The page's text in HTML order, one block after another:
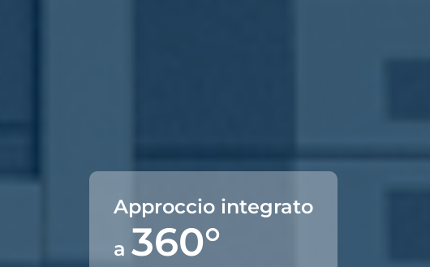
Approccio integrato
a 360°